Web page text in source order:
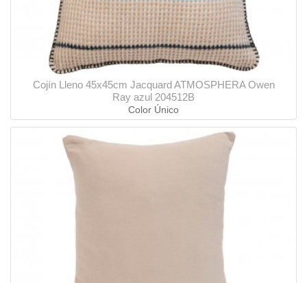
Cojín Lleno 45x45cm Jacquard ATMOSPHERA Owen
Ray azul 204512B
Color Único